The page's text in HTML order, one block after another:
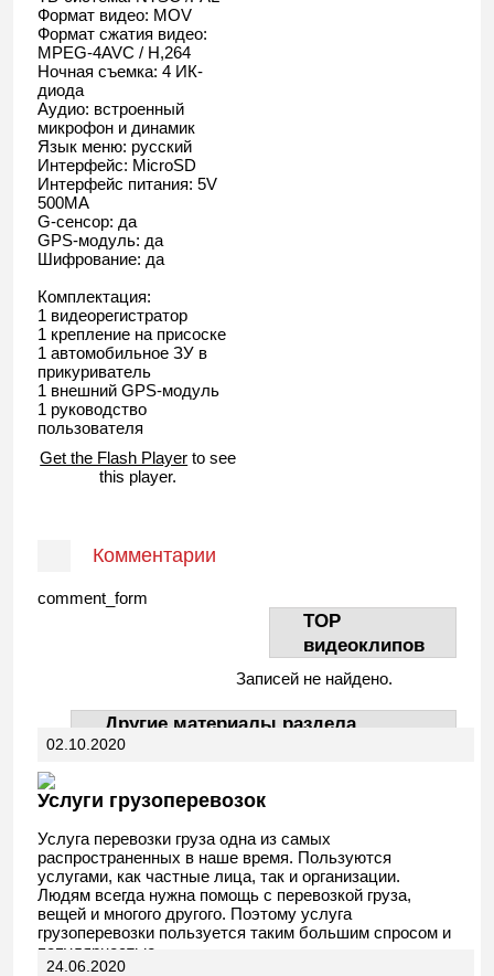
Формат видео: MOV
Формат сжатия видео:
MPEG-4AVC / H,264
Ночная съемка: 4 ИК-
диода
Аудио: встроенный
микрофон и динамик
Язык меню: русский
Интерфейс: MicroSD
Интерфейс питания: 5V
500MA
G-сенсор: да
GPS-модуль: да
Шифрование: да
Комплектация:
1 видеорегистратор
1 крепление на присоске
1 автомобильное ЗУ в
прикуриватель
1 внешний GPS-модуль
1 руководство
пользователя
Get the Flash Player to see
this player.
Комментарии
comment_form
TOP
видеоклипов
Записей не найдено.
Другие материалы раздела
АвтоДела
02.10.2020
Услуги грузоперевозок
Услуга перевозки груза одна из самых
распространенных в наше время. Пользуются
услугами, как частные лица, так и организации.
Людям всегда нужна помощь с перевозкой груза,
вещей и многого другого. Поэтому услуга
грузоперевозки пользуется таким большим спросом и
популярностью.
24.06.2020